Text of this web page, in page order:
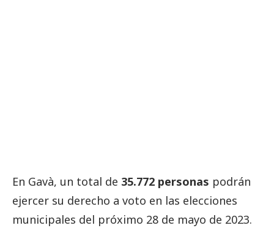
En Gavà, un total de 35.772 personas podrán
ejercer su derecho a voto en las elecciones
municipales del próximo 28 de mayo de 2023.